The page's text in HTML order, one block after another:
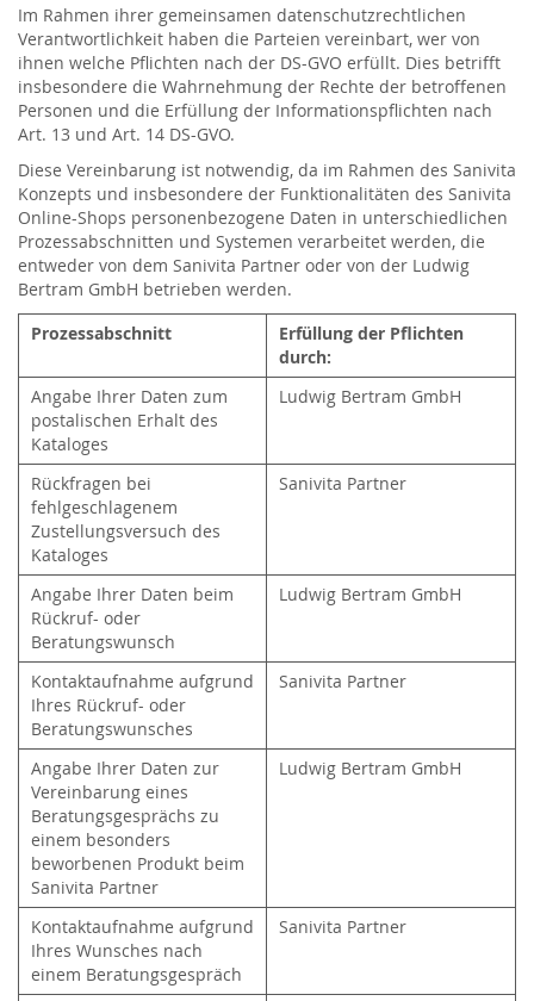
Im Rahmen ihrer gemeinsamen datenschutzrechtlichen
Verantwortlichkeit haben die Parteien vereinbart, wer von
ihnen welche Pflichten nach der DS-GVO erfüllt. Dies betrifft
insbesondere die Wahrnehmung der Rechte der betroffenen
Personen und die Erfüllung der Informationspflichten nach
Art. 13 und Art. 14 DS-GVO.
Diese Vereinbarung ist notwendig, da im Rahmen des Sanivita
Konzepts und insbesondere der Funktionalitäten des Sanivita
Online-Shops personenbezogene Daten in unterschiedlichen
Prozessabschnitten und Systemen verarbeitet werden, die
entweder von dem Sanivita Partner oder von der Ludwig
Bertram GmbH betrieben werden.
Prozessabschnitt
Erfüllung der Pflichten
durch:
Angabe Ihrer Daten zum
postalischen Erhalt des
Kataloges
Ludwig Bertram GmbH
Rückfragen bei
fehlgeschlagenem
Zustellungsversuch des
Kataloges
Sanivita Partner
Angabe Ihrer Daten beim
Rückruf- oder
Beratungswunsch
Ludwig Bertram GmbH
Kontaktaufnahme aufgrund
Ihres Rückruf- oder
Beratungswunsches
Sanivita Partner
Angabe Ihrer Daten zur
Vereinbarung eines
Beratungsgesprächs zu
einem besonders
beworbenen Produkt beim
Sanivita Partner
Ludwig Bertram GmbH
Kontaktaufnahme aufgrund
Ihres Wunsches nach
einem Beratungsgespräch
Sanivita Partner